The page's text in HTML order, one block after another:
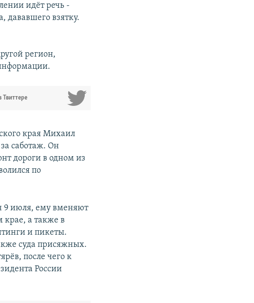
идёт речь -
дававшего взятку.
регион,
Твиттере
края Михаил
саботаж. Он
дороги в одном из
по
9 июля, ему вменяют
крае, а также в
и пикеты.
суда присяжных.
после чего к
России